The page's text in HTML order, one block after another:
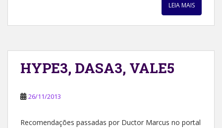
LEIA MAIS
HYPE3, DASA3, VALE5
26/11/2013
Recomendações passadas por Ductor Marcus no portal